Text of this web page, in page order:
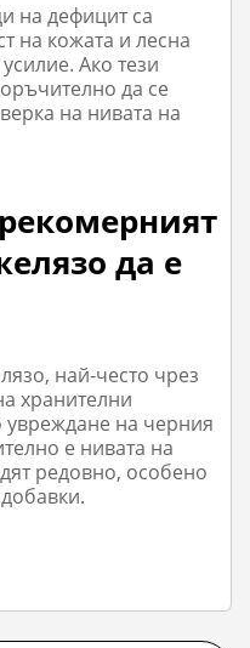
на дефицит са
на кожата и лесна
Ако тези
да се
на нивата на
да е
най-често чрез
хранителни
на черния
е нивата на
редовно, особено